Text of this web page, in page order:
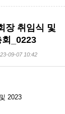
장 취임식 및
_0223
23-09-07 10:42
2023